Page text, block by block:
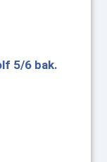
5/6 bak.